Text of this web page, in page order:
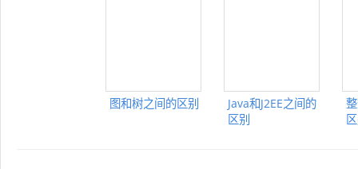
图和树之间的区别
Java和J2EE之间的
区别